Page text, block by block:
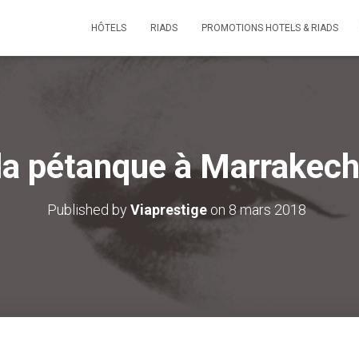
HÔTELS RIADS PROMOTIONS HOTELS & RIADS
la pétanque à Marrakech
Published byViaprestigeon 8 mars 2018